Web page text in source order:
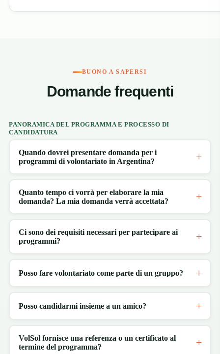
BUONO A SAPERSI
Domande frequenti
PANORAMICA DEL PROGRAMMA E PROCESSO DI
CANDIDATURA
Quando dovrei presentare domanda per i
programmi di volontariato in Argentina?
Quanto tempo ci vorrà per elaborare la mia
domanda? La mia domanda verrà accettata?
Ci sono dei requisiti necessari per partecipare ai
programmi?
Posso fare volontariato come parte di un gruppo?
Posso candidarmi insieme a un amico?
VolSol fornisce una referenza o un certificato al
termine del programma?